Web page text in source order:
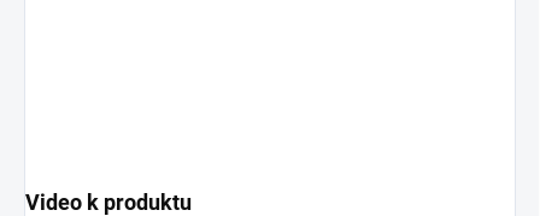
Video k produktu